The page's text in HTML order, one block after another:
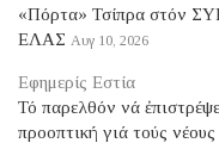
«Πόρτα» Τσίπρα στόν
ΕΛΑΣ Αυγ 10, 2026
Εφημερίς Εστία
Τό παρελθόν νά
προοπτική γιά τούς